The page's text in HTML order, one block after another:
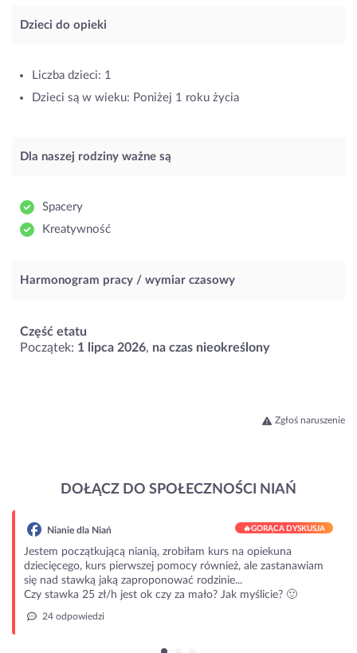
Dzieci do opieki
Liczba dzieci: 1
Dzieci są w wieku: Poniżej 1 roku życia
Dla naszej rodziny ważne są
Spacery
Kreatywność
Harmonogram pracy / wymiar czasowy
Część etatu
Początek: 1 lipca 2026, na czas nieokreślony
Zgłoś naruszenie
DOŁĄCZ DO SPOŁECZNOŚCI NIAŃ
Nianie dla Niań 🔥GORĄCA DYSKUSJA
Jestem początkującą nianią, zrobiłam kurs na opiekuna
dziecięcego, kurs pierwszej pomocy również, ale zastanawiam
się nad stawką jaką zaproponować rodzinie...
Czy stawka 25 zł/h jest ok czy za mało? Jak myślicie? 🙂
24 odpowiedzi